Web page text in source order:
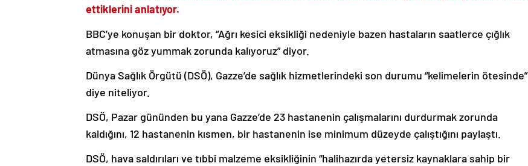
ettiklerini anlatıyor.
BBC’ye konuşan bir doktor, “Ağrı kesici eksikliği nedeniyle bazen hastaların saatlerce çığlık
atmasına göz yummak zorunda kalıyoruz” diyor.
Dünya Sağlık Örgütü (DSÖ), Gazze’de sağlık hizmetlerindeki son durumu “kelimelerin ötesinde”
diye niteliyor.
DSÖ, Pazar gününden bu yana Gazze’de 23 hastanenin çalışmalarını durdurmak zorunda
kaldığını, 12 hastanenin kısmen, bir hastanenin ise minimum düzeyde çalıştığını paylaştı.
DSÖ, hava saldırıları ve tıbbi malzeme eksikliğinin “halihazırda yetersiz kaynaklara sahip bir